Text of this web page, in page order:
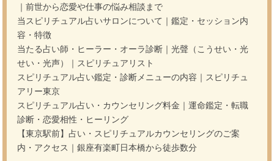
｜前世から恋愛や仕事の悩み相談まで
当スピリチュアル占いサロンについて｜鑑定・セッション内
容・特徴
当たる占い師・ヒーラー・オーラ診断｜光聲（こうせい・光
せい・光声）｜スピリチュアリスト
スピリチュアル占い鑑定・診断メニューの内容｜スピリチュ
アリー東京
スピリチュアル占い・カウンセリング料金｜運命鑑定・転職
診断・恋愛相性・ヒーリング
【東京駅前】占い・スピリチュアルカウンセリングのご案
内・アクセス｜銀座有楽町日本橋から徒歩数分